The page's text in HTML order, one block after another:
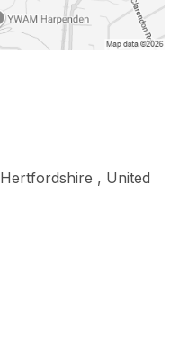
Hertfordshire , United